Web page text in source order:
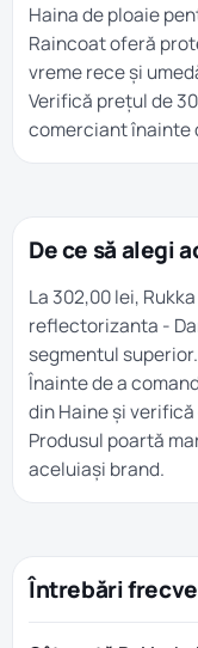
Haina de ploaie
Raincoat oferă
vreme rece și
Verifică prețul de
comerciant înainte
De ce să alegi
La 302,00 lei,
reflectorizanta -
segmentul superior.
Înainte de a
dinHaineși
Produsul poartă
aceluiași brand.
Întrebări